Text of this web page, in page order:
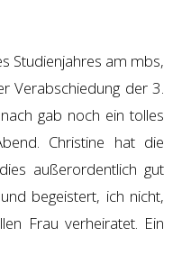
Studienjahres am mbs,
Verabschiedung der 3.
gab noch ein tolles
Christine hat die
außerordentlich gut
begeistert, ich nicht,
Frau verheiratet. Ein